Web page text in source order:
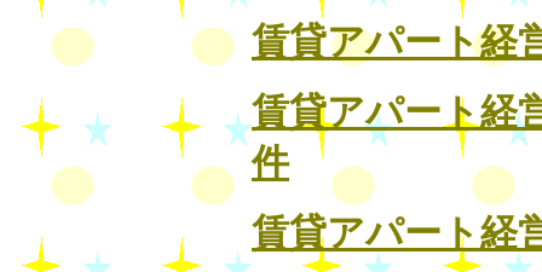
賃貸アパート経
賃貸アパート経
件
賃貸アパート経